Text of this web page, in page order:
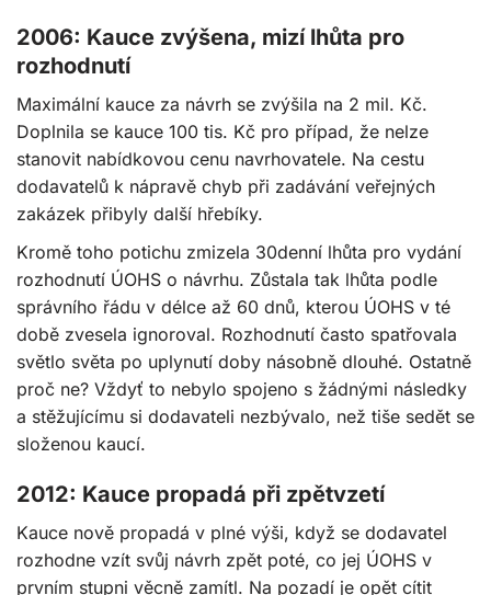
2006: Kauce zvýšena, mizí lhůta pro
rozhodnutí
Maximální kauce za návrh se zvýšila na 2 mil. Kč.
Doplnila se kauce 100 tis. Kč pro případ, že nelze
stanovit nabídkovou cenu navrhovatele. Na cestu
dodavatelů k nápravě chyb při zadávání veřejných
zakázek přibyly další hřebíky.
Kromě toho potichu zmizela 30denní lhůta pro vydání
rozhodnutí ÚOHS o návrhu. Zůstala tak lhůta podle
správního řádu v délce až 60 dnů, kterou ÚOHS v té
době zvesela ignoroval. Rozhodnutí často spatřovala
světlo světa po uplynutí doby násobně dlouhé. Ostatně
proč ne? Vždyť to nebylo spojeno s žádnými následky
a stěžujícímu si dodavateli nezbývalo, než tiše sedět se
složenou kaucí.
2012: Kauce propadá při zpětvzetí
Kauce nově propadá v plné výši, když se dodavatel
rozhodne vzít svůj návrh zpět poté, co jej ÚOHS v
prvním stupni věcně zamítl. Na pozadí je opět cítit